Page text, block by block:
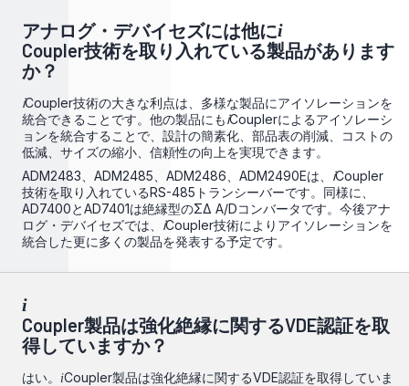
アナログ・デバイセズには他にi
Coupler技術を取り入れている製品があります
か？
iCoupler技術の大きな利点は、多様な製品にアイソレーションを
統合できることです。他の製品にもiCouplerによるアイソレーシ
ョンを統合することで、設計の簡素化、部品表の削減、コストの
低減、サイズの縮小、信頼性の向上を実現できます。
ADM2483、ADM2485、ADM2486、ADM2490Eは、 iCoupler
技術を取り入れているRS-485トランシーバーです。同様に、
AD7400とAD7401は絶縁型のΣΔ A/Dコンバータです。今後アナ
ログ・デバイセズでは、 iCoupler技術によりアイソレーションを
統合した更に多くの製品を発表する予定です。
i
Coupler製品は強化絶縁に関するVDE認証を取
得していますか？
はい。 iCoupler製品は強化絶縁に関するVDE認証を取得していま